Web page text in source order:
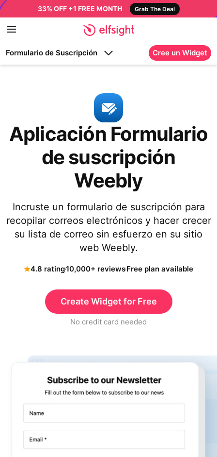
33% OFF +1 FREE MONTH Grab The Deal
Formulario de Suscripción Cree un Widget
Aplicación Formulario
de suscripción
Weebly
Incruste un formulario de suscripción para
recopilar correos electrónicos y hacer crecer
su lista de correo sin esfuerzo en su sitio
web Weebly.
4.8 rating10,000+ reviewsFree plan available
Create Widget for Free
No credit card needed